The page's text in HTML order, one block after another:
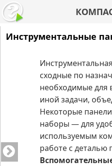
Инструментальные
сходные по
необходимые для
иной задачи,
Некоторые
наборы — для
используемым
работе с деталью